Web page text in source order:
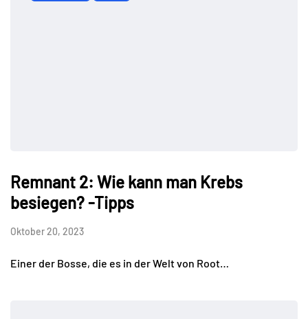
Remnant 2: Wie kann man Krebs
besiegen? -Tipps
Oktober 20, 2023
Einer der Bosse, die es in der Welt von Root…